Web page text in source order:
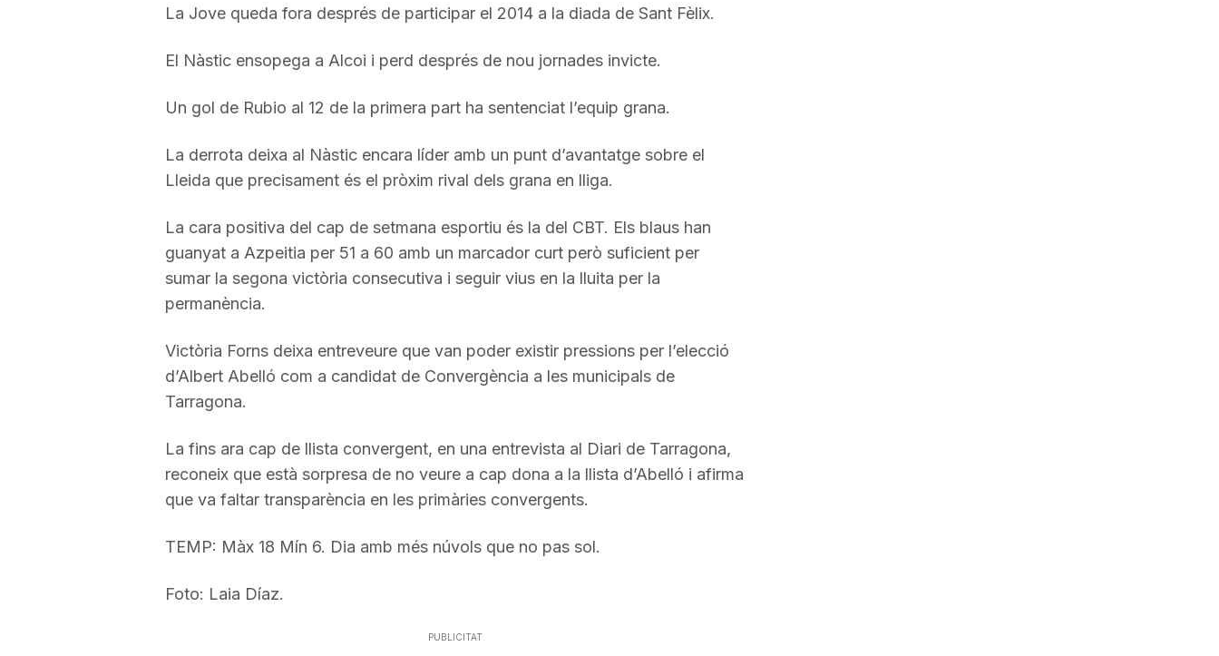
g
n
a
La Jove queda fora després de participar el 2014 a la diada de Sant Fèlix.
El Nàstic ensopega a Alcoi i perd després de nou jornades invicte.
Un gol de Rubio al 12 de la primera part ha sentenciat l’equip grana.
La derrota deixa al Nàstic encara líder amb un punt d’avantatge sobre el
Lleida que precisament és el pròxim rival dels grana en lliga.
La cara positiva del cap de setmana esportiu és la del CBT. Els blaus han
guanyat a Azpeitia per 51 a 60 amb un marcador curt però suficient per
sumar la segona victòria consecutiva i seguir vius en la lluita per la
permanència.
Victòria Forns deixa entreveure que van poder existir pressions per l’elecció
d’Albert Abelló com a candidat de Convergència a les municipals de
Tarragona.
La fins ara cap de llista convergent, en una entrevista al Diari de Tarragona,
reconeix que està sorpresa de no veure a cap dona a la llista d’Abelló i afirma
que va faltar transparència en les primàries convergents.
TEMP: Màx 18 Mín 6. Dia amb més núvols que no pas sol.
Foto: Laia Díaz.
PUBLICITAT